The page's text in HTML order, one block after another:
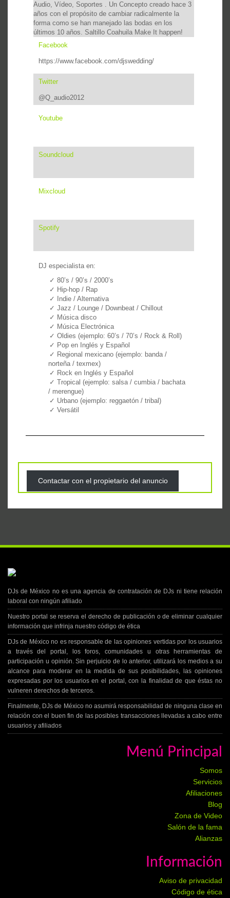
Audio, Vídeo, Soportes . Un Concepto creado hace 3
años con el propósito de cambiar radicalmente la
forma como se han manejado las bodas en los
últimos 10 años. Saltillo Coahuila Make It happen!
Facebook
https://www.facebook.com/djswedding/
Twitter
@Q_audio2012
Youtube
Soundcloud
Mixcloud
Spotify
DJ especialista en:
80’s / 90’s / 2000’s
Hip-hop / Rap
Indie / Alternativa
Jazz / Lounge / Downbeat / Chillout
Música disco
Música Electrónica
Oldies (ejemplo: 60’s / 70’s / Rock & Roll)
Pop en Inglés y Español
Regional mexicano (ejemplo: banda /
norteña / texmex)
Rock en Inglés y Español
Tropical (ejemplo: salsa / cumbia / bachata
/ merengue)
Urbano (ejemplo: reggaetón / tribal)
Versátil
Contactar con el propietario del anuncio
DJs de México no es una agencia de contratación de DJs ni tiene relación
laboral con ningún afiliado
Nuestro portal se reserva el derecho de publicación o de eliminar cualquier
información que infrinja nuestro código de ética
DJs de México no es responsable de las opiniones vertidas por los usuarios
a través del portal, los foros, comunidades u otras herramientas de
participación u opinión. Sin perjuicio de lo anterior, utilizará los medios a su
alcance para moderar en la medida de sus posibilidades, las opiniones
expresadas por los usuarios en el portal, con la finalidad de que éstas no
vulneren derechos de terceros.
Finalmente, DJs de México no asumirá responsabilidad de ninguna clase en
relación con el buen fin de las posibles transacciones llevadas a cabo entre
usuarios y afiliados
Menú Principal
Somos
Servicios
Afiliaciones
Blog
Zona de Video
Salón de la fama
Alianzas
Información
Aviso de privacidad
Código de ética